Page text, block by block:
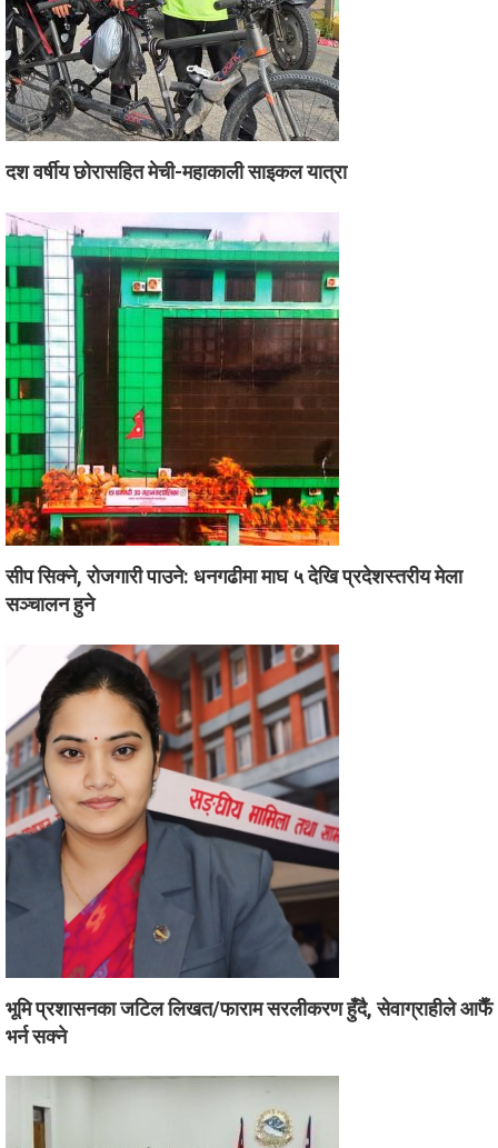
दश वर्षीय छोरासहित मेची-महाकाली साइकल यात्रा
सीप सिक्ने, रोजगारी पाउने: धनगढीमा माघ ५ देखि प्रदेशस्तरीय मेला
सञ्चालन हुने
भूमि प्रशासनका जटिल लिखत/फाराम सरलीकरण हुँदै, सेवाग्राहीले आफैँ
भर्न सक्ने